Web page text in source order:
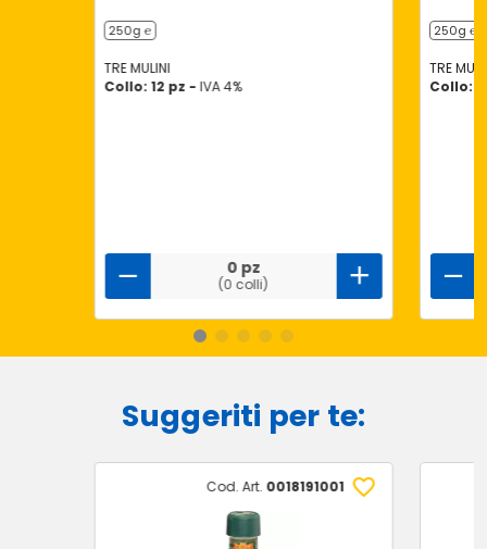
250g ℮
TRE MULINI
Collo: 12 pz - IVA 4%
0 pz
(0 colli)
250g ℮
TRE
Collo:
Suggeriti per te:
Cod. Art. 0018191001